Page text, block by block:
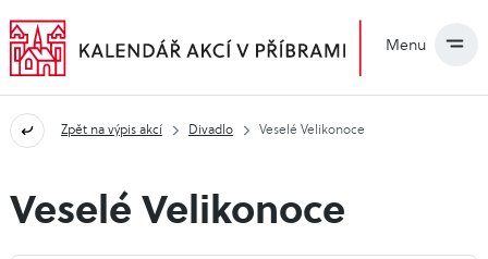
Menu
Zpět na výpis akcí Divadlo Veselé Velikonoce
Veselé Velikonoce